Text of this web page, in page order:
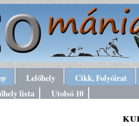
Lelőhely
Cikk, Folyóirat
lista Utolsó 10